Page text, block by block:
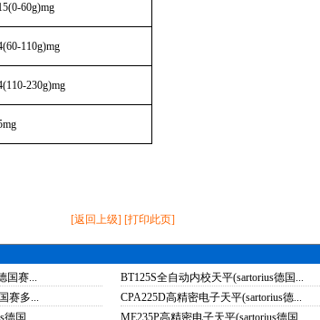
60g)mg
110g)mg
230g)mg
[返回上级] [打印此页]
国赛...
BT125S全自动内校天平(sartorius德国...
赛多...
CPA225D高精密电子天平(sartorius德...
国...
ME235P高精密电子天平(sartorius德国...